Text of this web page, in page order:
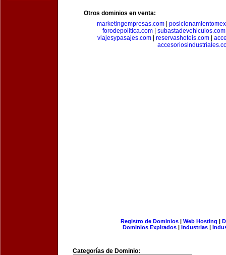
Otros dominios en venta:
marketingempresas.com
forodepolitica.com| subastadevehiculos.com
viajesypasajes.com
reservashoteis.com
Registro de Dominios| Web Hosting |
Dominios Expirados | Industrias |
Categorías de Dominio: